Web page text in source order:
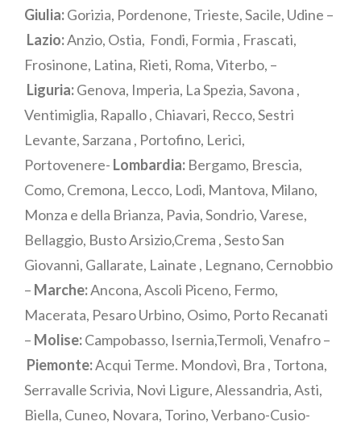
Giulia:Gorizia, Pordenone, Trieste, Sacile, Udine –
Lazio:Anzio, Ostia, Fondi, Formia , Frascati,
Frosinone, Latina, Rieti, Roma, Viterbo, –
Liguria:Genova, Imperia, La Spezia, Savona ,
Ventimiglia, Rapallo , Chiavari, Recco, Sestri
Levante, Sarzana , Portofino, Lerici,
Portovenere- Lombardia: Bergamo, Brescia,
Como, Cremona, Lecco, Lodi, Mantova, Milano,
Monza e della Brianza, Pavia, Sondrio, Varese,
Bellaggio, Busto Arsizio,Crema , Sesto San
Giovanni, Gallarate, Lainate , Legnano, Cernobbio
– Marche:Ancona, Ascoli Piceno, Fermo,
Macerata, Pesaro Urbino, Osimo, Porto Recanati
– Molise:Campobasso, Isernia,Termoli, Venafro –
Piemonte:Acqui Terme. Mondovì, Bra , Tortona,
Serravalle Scrivia, Novi Ligure, Alessandria, Asti,
Biella, Cuneo, Novara, Torino, Verbano-Cusio-